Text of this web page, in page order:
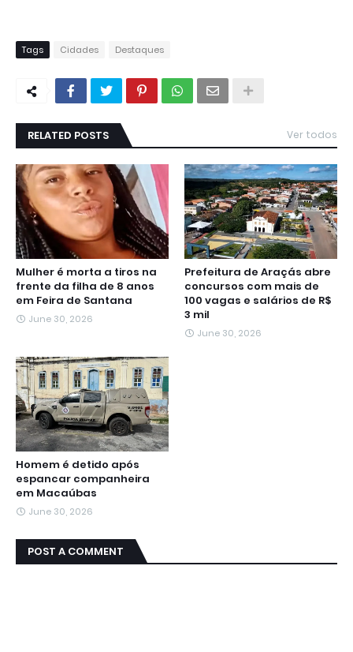
Tags Cidades Destaques
RELATED POSTS Ver todos
Mulher é morta a tiros na
frente da filha de 8 anos
em Feira de Santana
June 30, 2026
Prefeitura de Araçás abre
concursos com mais de
100 vagas e salários de R$
3 mil
June 30, 2026
Homem é detido após
espancar companheira
em Macaúbas
June 30, 2026
POST A COMMENT